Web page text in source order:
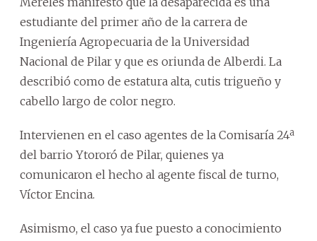
estudiante del primer año de la carrera de
Ingeniería Agropecuaria de la Universidad
Nacional de Pilar y que es oriunda de Alberdi. La
describió como de estatura alta, cutis trigueño y
cabello largo de color negro.
Intervienen en el caso agentes de la Comisaría 24ª
del barrio Ytororó de Pilar, quienes ya
comunicaron el hecho al agente fiscal de turno,
Víctor Encina.
Asimismo, el caso ya fue puesto a conocimiento